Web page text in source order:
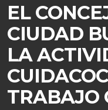
EL
CIUDAD
LA
TRABAJO